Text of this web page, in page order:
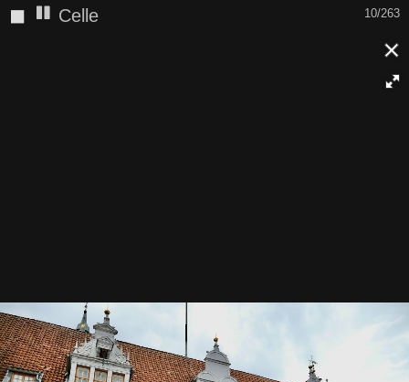
10/263
◼ Celle